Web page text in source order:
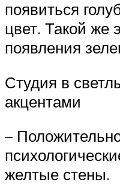
появиться
цвет. Такой же
появления
Студия в
акцентами
–
желтые стены.